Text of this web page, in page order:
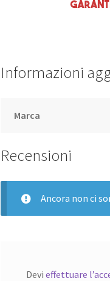
S-
quantità
Informazioni
Marca
Recensioni
Ancora non ci
Devi effettuare